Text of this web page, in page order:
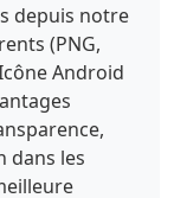
depuis notre
(PNG,
Icône Android
dans les